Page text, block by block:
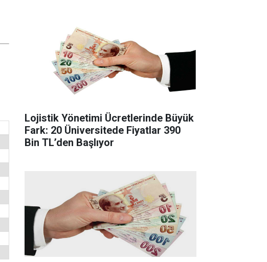
Lojistik Yönetimi Ücretlerinde Büyük
Fark: 20 Üniversitede Fiyatlar 390
Bin TL’den Başlıyor